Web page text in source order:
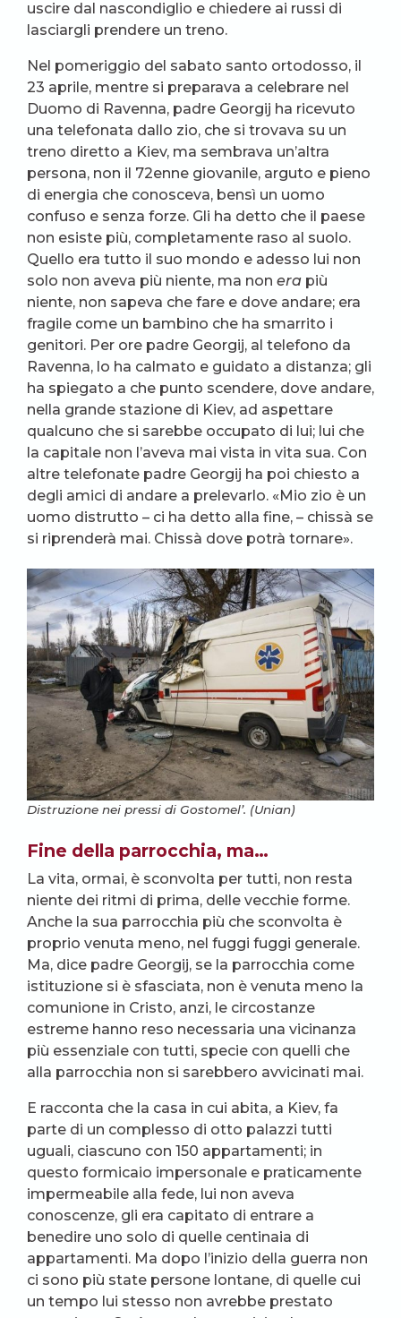
uscire dal nascondiglio e chiedere ai russi di
lasciargli prendere un treno.
Nel pomeriggio del sabato santo ortodosso, il
23 aprile, mentre si preparava a celebrare nel
Duomo di Ravenna, padre Georgij ha ricevuto
una telefonata dallo zio, che si trovava su un
treno diretto a Kiev, ma sembrava un’altra
persona, non il 72enne giovanile, arguto e pieno
di energia che conosceva, bensì un uomo
confuso e senza forze. Gli ha detto che il paese
non esiste più, completamente raso al suolo.
Quello era tutto il suo mondo e adesso lui non
solo non aveva più niente, ma non era più
niente, non sapeva che fare e dove andare; era
fragile come un bambino che ha smarrito i
genitori. Per ore padre Georgij, al telefono da
Ravenna, lo ha calmato e guidato a distanza; gli
ha spiegato a che punto scendere, dove andare,
nella grande stazione di Kiev, ad aspettare
qualcuno che si sarebbe occupato di lui; lui che
la capitale non l’aveva mai vista in vita sua. Con
altre telefonate padre Georgij ha poi chiesto a
degli amici di andare a prelevarlo. «Mio zio è un
uomo distrutto – ci ha detto alla fine, – chissà se
si riprenderà mai. Chissà dove potrà tornare».
Distruzione nei pressi di Gostomel’. (Unian)
Fine della parrocchia, ma…
La vita, ormai, è sconvolta per tutti, non resta
niente dei ritmi di prima, delle vecchie forme.
Anche la sua parrocchia più che sconvolta è
proprio venuta meno, nel fuggi fuggi generale.
Ma, dice padre Georgij, se la parrocchia come
istituzione si è sfasciata, non è venuta meno la
comunione in Cristo, anzi, le circostanze
estreme hanno reso necessaria una vicinanza
più essenziale con tutti, specie con quelli che
alla parrocchia non si sarebbero avvicinati mai.
E racconta che la casa in cui abita, a Kiev, fa
parte di un complesso di otto palazzi tutti
uguali, ciascuno con 150 appartamenti; in
questo formicaio impersonale e praticamente
impermeabile alla fede, lui non aveva
conoscenze, gli era capitato di entrare a
benedire uno solo di quelle centinaia di
appartamenti. Ma dopo l’inizio della guerra non
ci sono più state persone lontane, di quelle cui
un tempo lui stesso non avrebbe prestato